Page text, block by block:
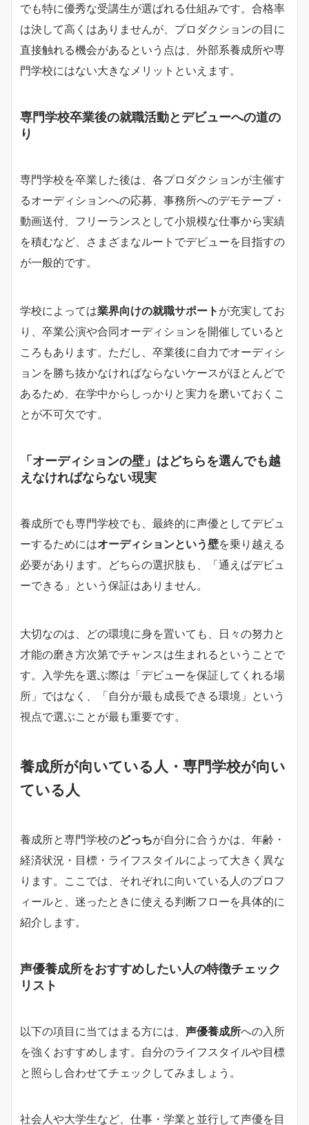
でも特に優秀な受講生が選ばれる仕組みです。合格率
は決して高くはありませんが、プロダクションの目に
直接触れる機会があるという点は、外部系養成所や専
門学校にはない大きなメリットといえます。
専門学校卒業後の就職活動とデビューへの道の
り
専門学校を卒業した後は、各プロダクションが主催す
るオーディションへの応募、事務所へのデモテープ・
動画送付、フリーランスとして小規模な仕事から実績
を積むなど、さまざまなルートでデビューを目指すの
が一般的です。
学校によっては業界向けの就職サポート が充実してお
り、卒業公演や合同オーディションを開催していると
ころもあります。ただし、卒業後に自力でオーディシ
ョンを勝ち抜かなければならないケースがほとんどで
あるため、在学中からしっかりと実力を磨いておくこ
とが不可欠です。
「オーディションの壁」はどちらを選んでも越
えなければならない現実
養成所でも専門学校でも、最終的に声優としてデビュ
ーするためにはオーディションという壁を乗り越える
必要があります。どちらの選択肢も、「通えばデビュ
ーできる」という保証はありません。
大切なのは、どの環境に身を置いても、日々の努力と
才能の磨き方次第でチャンスは生まれるということで
す。入学先を選ぶ際は「デビューを保証してくれる場
所」ではなく、「自分が最も成長できる環境」という
視点で選ぶことが最も重要です。
養成所が向いている人・専門学校が向い
ている人
養成所と専門学校のどっちが自分に合うかは、年齢・
経済状況・目標・ライフスタイルによって大きく異な
ります。ここでは、それぞれに向いている人のプロフ
ィールと、迷ったときに使える判断フローを具体的に
紹介します。
声優養成所をおすすめしたい人の特徴チェック
リスト
以下の項目に当てはまる方には、 声優養成所への入所
を強くおすすめします。自分のライフスタイルや目標
と照らし合わせてチェックしてみましょう。
社会人や大学生など、仕事・学業と並行して声優を目